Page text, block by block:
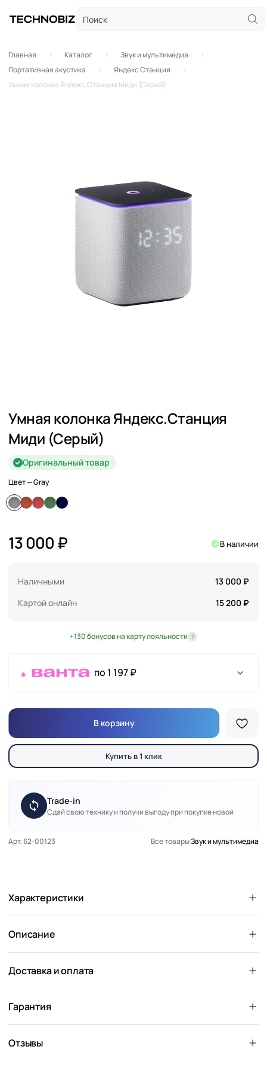
Главная Каталог
Звук и мультимедиа
Портативная акустика
Яндекс Станция
Умная колонка Яндекс.Станция Миди (Серый)
Умная колонка Яндекс.Станция
Миди (Серый)
Оригинальный товар
Цвет— Gray
13 000 ₽ В наличии
Наличными
13 000 ₽
Картой онлайн
15 200 ₽
+130 бонусов на карту лояльности ?
по 1 197 ₽
В корзину
Купить в 1 клик
Trade-in
Сдай свою технику и получи выгоду при покупке новой
Арт. 62-00123 Все товарыЗвук и мультимедиа
Характеристики
Описание
Доставка и оплата
Гарантия
Отзывы